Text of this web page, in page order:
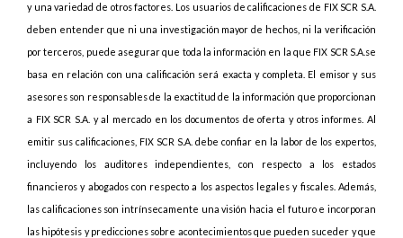
y una variedad de otros factores. Los usuarios de calificaciones de FIX SCR S.A.
deben entender que ni una investigación mayor de hechos, ni la verificación
por terceros, puede asegurar que toda la información en la que FIX SCR S.A.se
basa en relación con una calificación será exacta y completa. El emisor y sus
asesores son responsables de la exactitud de la información que proporcionan
a FIX SCR S.A. y al mercado en los documentos de oferta y otros informes. Al
emitir sus calificaciones, FIX SCR S.A. debe confiar en la labor de los expertos,
incluyendo los auditores independientes, con respecto a los estados
financieros y abogados con respecto a los aspectos legales y fiscales. Además,
las calificaciones son intrínsecamente una visión hacia el futuro e incorporan
las hipótesis y predicciones sobre acontecimientos que pueden suceder y que